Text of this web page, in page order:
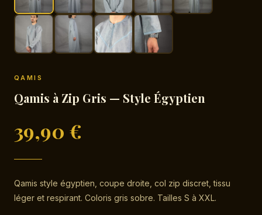
QAMIS
Qamis à Zip Gris — Style Égyptien
39,90 €
Qamis style égyptien, coupe droite, col zip discret, tissu
léger et respirant. Coloris gris sobre. Tailles S à XXL.